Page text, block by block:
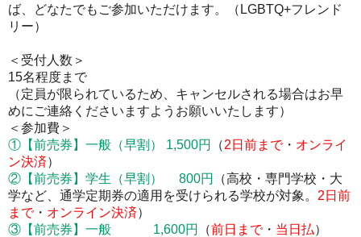
ば、どなたでもご参加いただけます。（LGBTQ+フレンド
リー）
＜受付人数＞
15名程度まで
（定員が限られているため、キャンセルされる場合はお早
めにご連絡くださいますようお願いいたします）
＜参加費＞
① 【前売券】 一般（早割） 1,500円 （2 日前まで・ オンライ
ン決済）
② 【前売券】 学生（早割） 800円
（高校・専門学校・大
学など、通学定期券の適用を受けられる学校が対象。 2 日前
まで・ オンライン決済）
③ 【前売券】 一般 1,600円 （前日まで・ 当日払）